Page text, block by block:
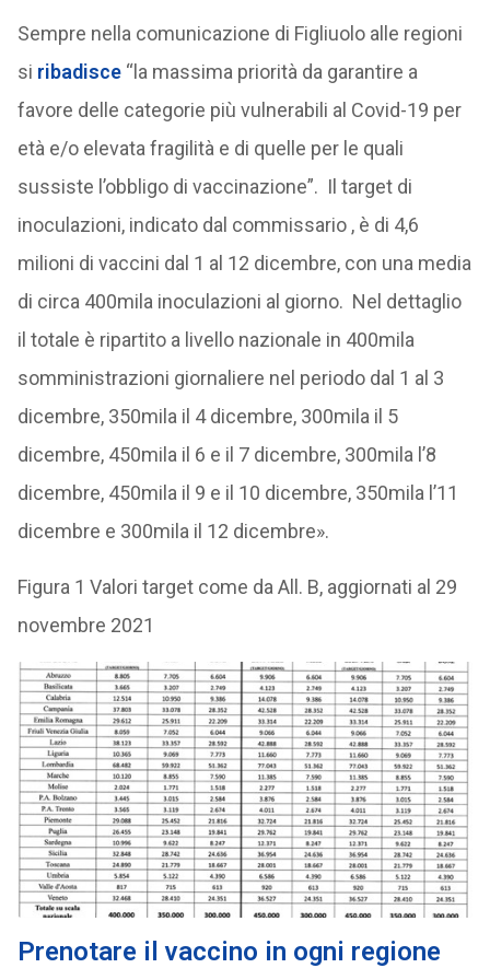
Sempre nella comunicazione di Figliuolo alle regioni
si ribadisce “la massima priorità da garantire a
favore delle categorie più vulnerabili al Covid-19 per
età e/o elevata fragilità e di quelle per le quali
sussiste l’obbligo di vaccinazione”. Il target di
inoculazioni, indicato dal commissario , è di 4,6
milioni di vaccini dal 1 al 12 dicembre, con una media
di circa 400mila inoculazioni al giorno. Nel dettaglio
il totale è ripartito a livello nazionale in 400mila
somministrazioni giornaliere nel periodo dal 1 al 3
dicembre, 350mila il 4 dicembre, 300mila il 5
dicembre, 450mila il 6 e il 7 dicembre, 300mila l’8
dicembre, 450mila il 9 e il 10 dicembre, 350mila l’11
dicembre e 300mila il 12 dicembre».
Figura 1 Valori target come da All. B, aggiornati al 29
novembre 2021
Prenotare il vaccino in ogni regione